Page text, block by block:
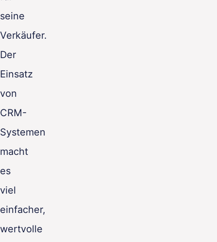
seine
Verkäufer.
Der
Einsatz
von
CRM-
Systemen
macht
es
viel
einfacher,
wertvolle